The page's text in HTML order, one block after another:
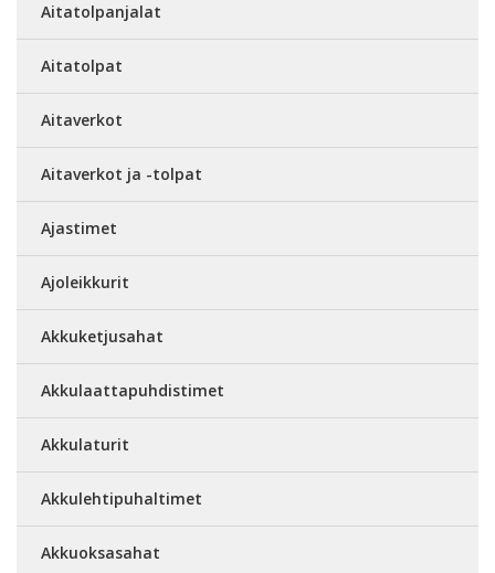
Aitatolpanjalat
Aitatolpat
Aitaverkot
Aitaverkot ja -tolpat
Ajastimet
Ajoleikkurit
Akkuketjusahat
Akkulaattapuhdistimet
Akkulaturit
Akkulehtipuhaltimet
Akkuoksasahat